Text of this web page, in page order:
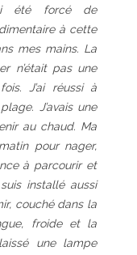
été forcé de
à cette
mes mains. La
n’était pas une
J’ai réussi à
J’avais une
au chaud. Ma
pour nager,
à parcourir et
installé aussi
couché dans la
froide et la
une lampe